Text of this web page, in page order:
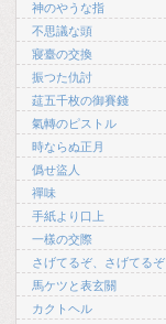
神のやうな指
不思議な頭
寢臺の交換
振つた仇討
莚五千枚の御賽錢
氣轉のピストル
時ならぬ正月
僞せ盜人
禪味
手紙より口上
一樣の交際
さげてるぞ、さげてるぞ
馬ケツと表玄關
カクトヘル